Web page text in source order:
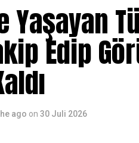
Yaşayan
Edip
ago on 30 Juli 2026